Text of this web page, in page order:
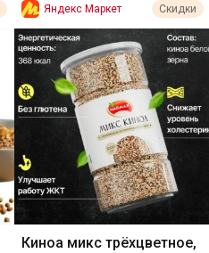
Яндекс Маркет Скидки
Киноа микс трёхцветное,